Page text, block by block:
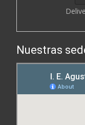
Nuestras